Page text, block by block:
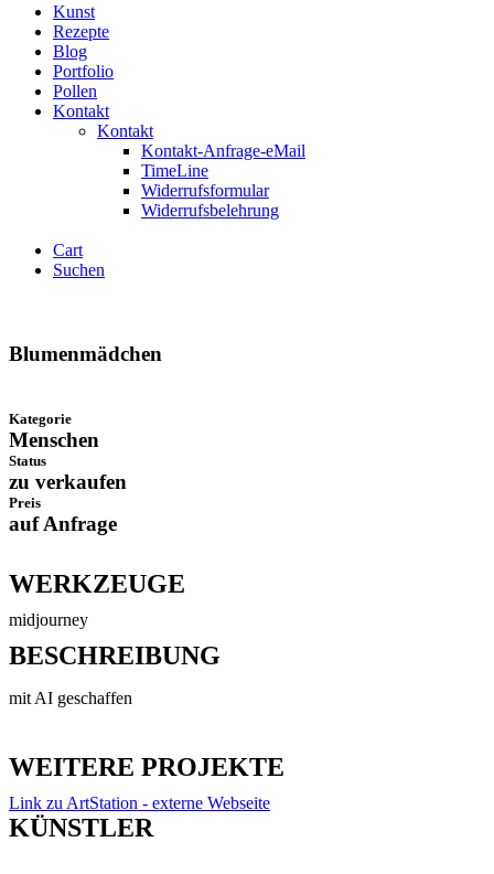
Kunst
Rezepte
Blog
Portfolio
Pollen
Kontakt
Kontakt
Kontakt-Anfrage-eMail
TimeLine
Widerrufsformular
Widerrufsbelehrung
Cart
Suchen
Blumenmädchen
Kategorie
Menschen
Status
zu verkaufen
Preis
auf Anfrage
WERKZEUGE
midjourney
BESCHREIBUNG
mit AI geschaffen
WEITERE PROJEKTE
Link zu ArtStation - externe Webseite
KÜNSTLER